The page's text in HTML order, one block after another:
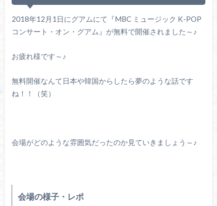
2018年12月1日にグアムにて『MBC ミュージック K-POP
コンサート・オン・グアム』が無料で開催されました～♪
お疲れ様です～♪
無料開催なんて日本や韓国からしたら夢のような話です
ね！！（笑）
会場がどのような雰囲気だったのか見ていきましょう～♪
会場の様子・レポ